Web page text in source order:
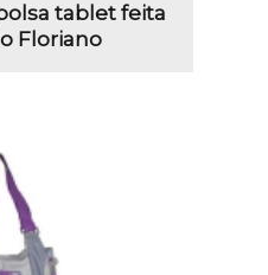
tablet feita
Floriano